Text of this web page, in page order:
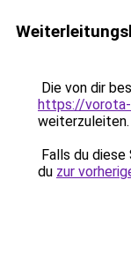
Die von dir
https://vorota-
weiterzuleiten.
Falls du
du zur